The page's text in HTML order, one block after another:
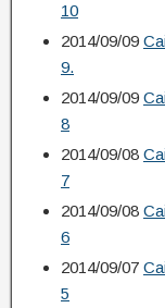
10
2014/09/09
9.
2014/09/09
8
2014/09/08
7
2014/09/08
6
2014/09/07
5